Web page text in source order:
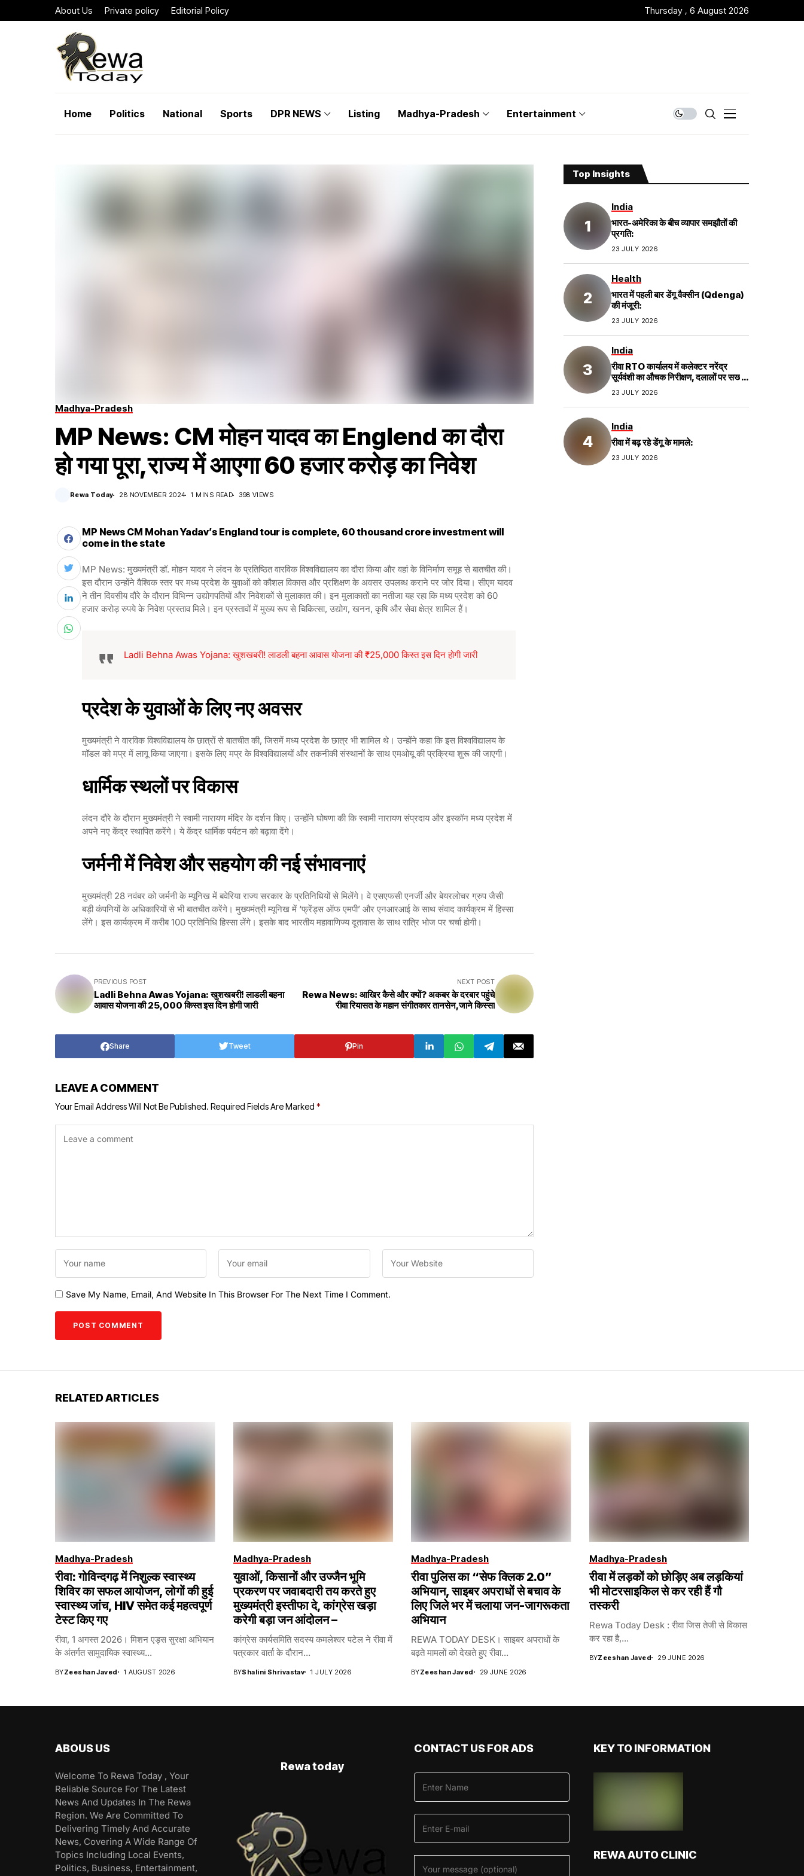
About Us Private policy Editorial Policy Thursday , 6 August 2026
Home Politics National Sports DPR NEWS Listing Madhya-Pradesh Entertainment
Madhya-Pradesh
MP News: CM मोहन यादव का Englend का दौरा
हो गया पूरा,राज्य में आएगा 60 हजार करोड़ का निवेश
Rewa Today 28 NOVEMBER 2024 1 MINS READ 398 VIEWS
MP News CM Mohan Yadav’s England tour is complete, 60 thousand crore investment will
come in the state
MP News: मुख्यमंत्री डॉ. मोहन यादव ने लंदन के प्रतिष्ठित वारविक विश्वविद्यालय का दौरा किया और वहां के विनिर्माण समूह से बातचीत की।
इस दौरान उन्होंने वैश्विक स्तर पर मध्य प्रदेश के युवाओं को कौशल विकास और प्रशिक्षण के अवसर उपलब्ध कराने पर जोर दिया। सीएम यादव
ने तीन दिवसीय दौरे के दौरान विभिन्न उद्योगपतियों और निवेशकों से मुलाकात की। इन मुलाकातों का नतीजा यह रहा कि मध्य प्रदेश को 60
हजार करोड़ रुपये के निवेश प्रस्ताव मिले। इन प्रस्तावों में मुख्य रूप से चिकित्सा, उद्योग, खनन, कृषि और सेवा क्षेत्र शामिल हैं।
Ladli Behna Awas Yojana: खुशखबरी! लाडली बहना आवास योजना की ₹25,000 किस्त इस दिन होगी जारी
प्रदेश के युवाओं के लिए नए अवसर
मुख्यमंत्री ने वारविक विश्वविद्यालय के छात्रों से बातचीत की, जिसमें मध्य प्रदेश के छात्र भी शामिल थे। उन्होंने कहा कि इस विश्वविद्यालय के
मॉडल को मप्र में लागू किया जाएगा। इसके लिए मप्र के विश्वविद्यालयों और तकनीकी संस्थानों के साथ एमओयू की प्रक्रिया शुरू की जाएगी।
धार्मिक स्थलों पर विकास
लंदन दौरे के दौरान मुख्यमंत्री ने स्वामी नारायण मंदिर के दर्शन किए। उन्होंने घोषणा की कि स्वामी नारायण संप्रदाय और इस्कॉन मध्य प्रदेश में
अपने नए केंद्र स्थापित करेंगे। ये केंद्र धार्मिक पर्यटन को बढ़ावा देंगे।
जर्मनी में निवेश और सहयोग की नई संभावनाएं
मुख्यमंत्री 28 नवंबर को जर्मनी के म्यूनिख में बवेरिया राज्य सरकार के प्रतिनिधियों से मिलेंगे। वे एसएफसी एनर्जी और बेयरलोचर ग्रुप जैसी
बड़ी कंपनियों के अधिकारियों से भी बातचीत करेंगे। मुख्यमंत्री म्यूनिख में ‘फ्रेंड्स ऑफ एमपी’ और एनआरआई के साथ संवाद कार्यक्रम में हिस्सा
लेंगे। इस कार्यक्रम में करीब 100 प्रतिनिधि हिस्सा लेंगे। इसके बाद भारतीय महावाणिज्य दूतावास के साथ रात्रि भोज पर चर्चा होगी।
PREVIOUS POST
Ladli Behna Awas Yojana: खुशखबरी! लाडली बहना
आवास योजना की ₹25,000 किस्त इस दिन होगी जारी
NEXT POST
Rewa News: आखिर कैसे और क्यों? अकबर के दरबार पहुंचे
रीवा रियासत के महान संगीतकार तानसेन,जाने किस्सा
Share Tweet Pin
LEAVE A COMMENT
Your Email Address Will Not Be Published. Required Fields Are Marked *
Save My Name, Email, And Website In This Browser For The Next Time I Comment.
Top Insights
India
भारत-अमेरिका के बीच व्यापार समझौतों की
प्रगति:
23 JULY 2026
Health
भारत में पहली बार डेंगू वैक्सीन (Qdenga)
की मंजूरी:
23 JULY 2026
India
रीवा RTO कार्यालय में कलेक्टर नरेंद्र
सूर्यवंशी का औचक निरीक्षण, दलालों पर सख्त
कार्रवाई;
23 JULY 2026
India
रीवा में बढ़ रहे डेंगू के मामले:
23 JULY 2026
RELATED ARTICLES
Madhya-Pradesh
रीवा: गोविन्दगढ़ में निशुल्क स्वास्थ्य
शिविर का सफल आयोजन, लोगों की हुई
स्वास्थ्य जांच, HIV समेत कई महत्वपूर्ण
टेस्ट किए गए
रीवा, 1 अगस्त 2026। मिशन एड्स सुरक्षा अभियान
के अंतर्गत सामुदायिक स्वास्थ्य...
BYZeeshan Javed 1 AUGUST 2026
Madhya-Pradesh
युवाओं, किसानों और उज्जैन भूमि
प्रकरण पर जवाबदारी तय करते हुए
मुख्यमंत्री इस्तीफा दे, कांग्रेस खड़ा
करेगी बड़ा जन आंदोलन –
कांग्रेस कार्यसमिति सदस्य कमलेश्वर पटेल ने रीवा में
पत्रकार वार्ता के दौरान...
BYShalini Shrivastav 1 JULY 2026
Madhya-Pradesh
रीवा पुलिस का “सेफ क्लिक 2.0”
अभियान, साइबर अपराधों से बचाव के
लिए जिले भर में चलाया जन-जागरूकता
अभियान
REWA TODAY DESK। साइबर अपराधों के
बढ़ते मामलों को देखते हुए रीवा...
BYZeeshan Javed 29 JUNE 2026
Madhya-Pradesh
रीवा में लड़कों को छोड़िए अब लड़कियां
भी मोटरसाइकिल से कर रही हैं गौ
तस्करी
Rewa Today Desk : रीवा जिस तेजी से विकास
कर रहा है,...
BYZeeshan Javed 29 JUNE 2026
ABOUS US
Welcome To Rewa Today , Your
Reliable Source For The Latest
News And Updates In The Rewa
Region. We Are Committed To
Delivering Timely And Accurate
News, Covering A Wide Range Of
Topics Including Local Events,
Politics, Business, Entertainment,
Rewa today
CONTACT US FOR ADS KEY TO INFORMATION
REWA AUTO CLINIC